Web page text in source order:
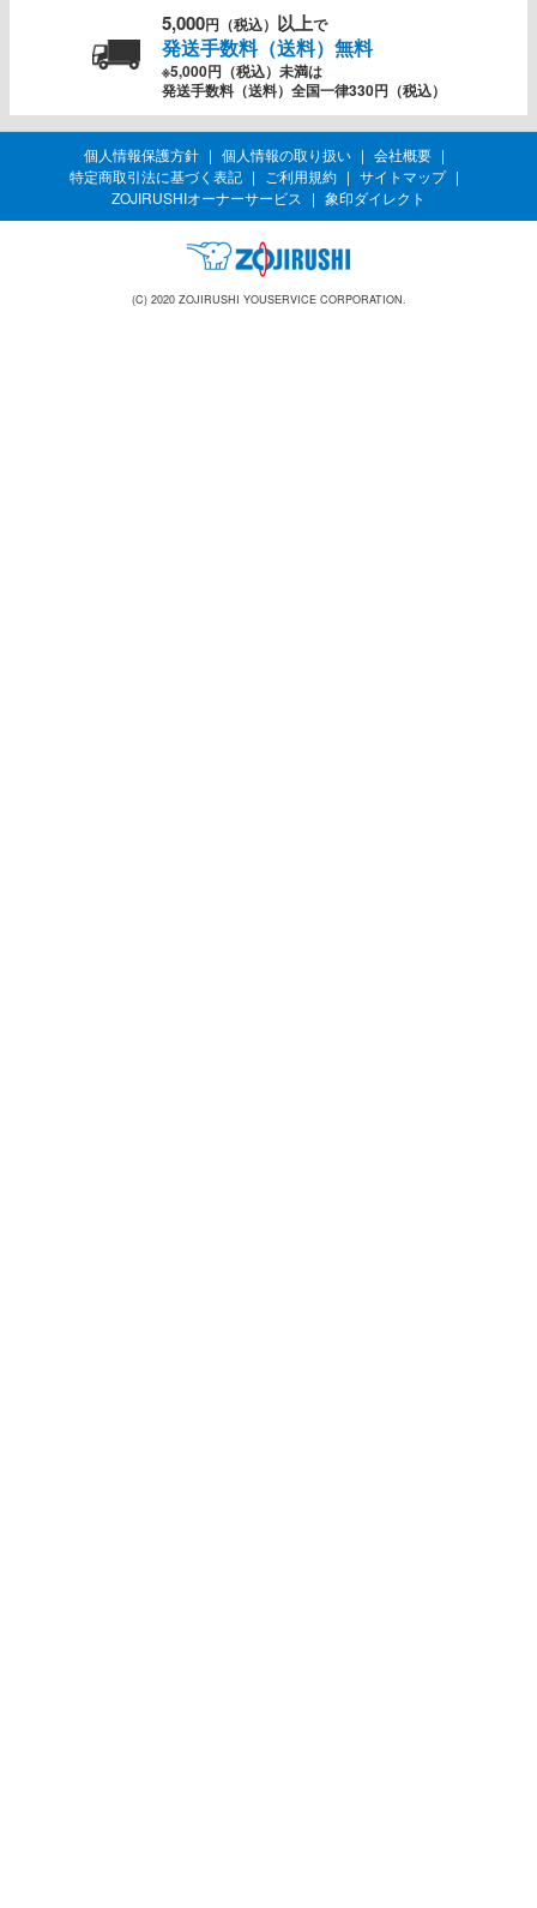
5,000円（税込） 以上で
発送手数料（送料）無料
※5,000円（税込）未満は
発送手数料（送料）全国一律330円（税込）
個人情報保護方針 個人情報の取り扱い
会社概要
特定商取引法に基づく表記
ご利用規約
サイトマップ
ZOJIRUSHIオーナーサービス
象印ダイレクト
(C) 2020 ZOJIRUSHI YOUSERVICE CORPORATION.